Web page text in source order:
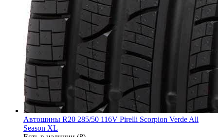
Автошины R20 285/50 116V Pirelli Scorpion Verde All
Season XL